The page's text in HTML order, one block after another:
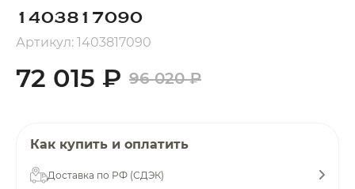
1403817090
Артикул: 1403817090
72 015 ₽ 96 020 ₽
Как купить и оплатить
Доставка по РФ (СДЭК)
Получайте товар
выбранный способом
Оставшиеся75% будут